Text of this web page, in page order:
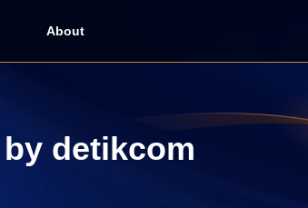
About
detikcom